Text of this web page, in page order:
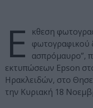
Ε
κθεση
φωτογραφικού
ασπρόμαυρο”,
εκτυπώσεων Epson
Ηρακλειδών, στο
την Κυριακή 18